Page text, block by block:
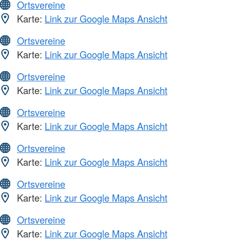
Ortsvereine
Karte: Link zur Google Maps Ansicht
Ortsvereine
Karte: Link zur Google Maps Ansicht
Ortsvereine
Karte: Link zur Google Maps Ansicht
Ortsvereine
Karte: Link zur Google Maps Ansicht
Ortsvereine
Karte: Link zur Google Maps Ansicht
Ortsvereine
Karte: Link zur Google Maps Ansicht
Ortsvereine
Karte: Link zur Google Maps Ansicht